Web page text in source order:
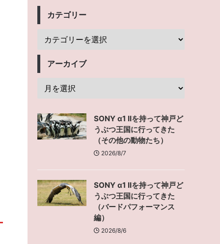
カテゴリー
アーカイブ
SONY α1 IIを持って神戸ど
うぶつ王国に行ってきた
（その他の動物たち）
2026/8/7
SONY α1 IIを持って神戸ど
うぶつ王国に行ってきた
（バードパフォーマンス
編）
2026/8/6